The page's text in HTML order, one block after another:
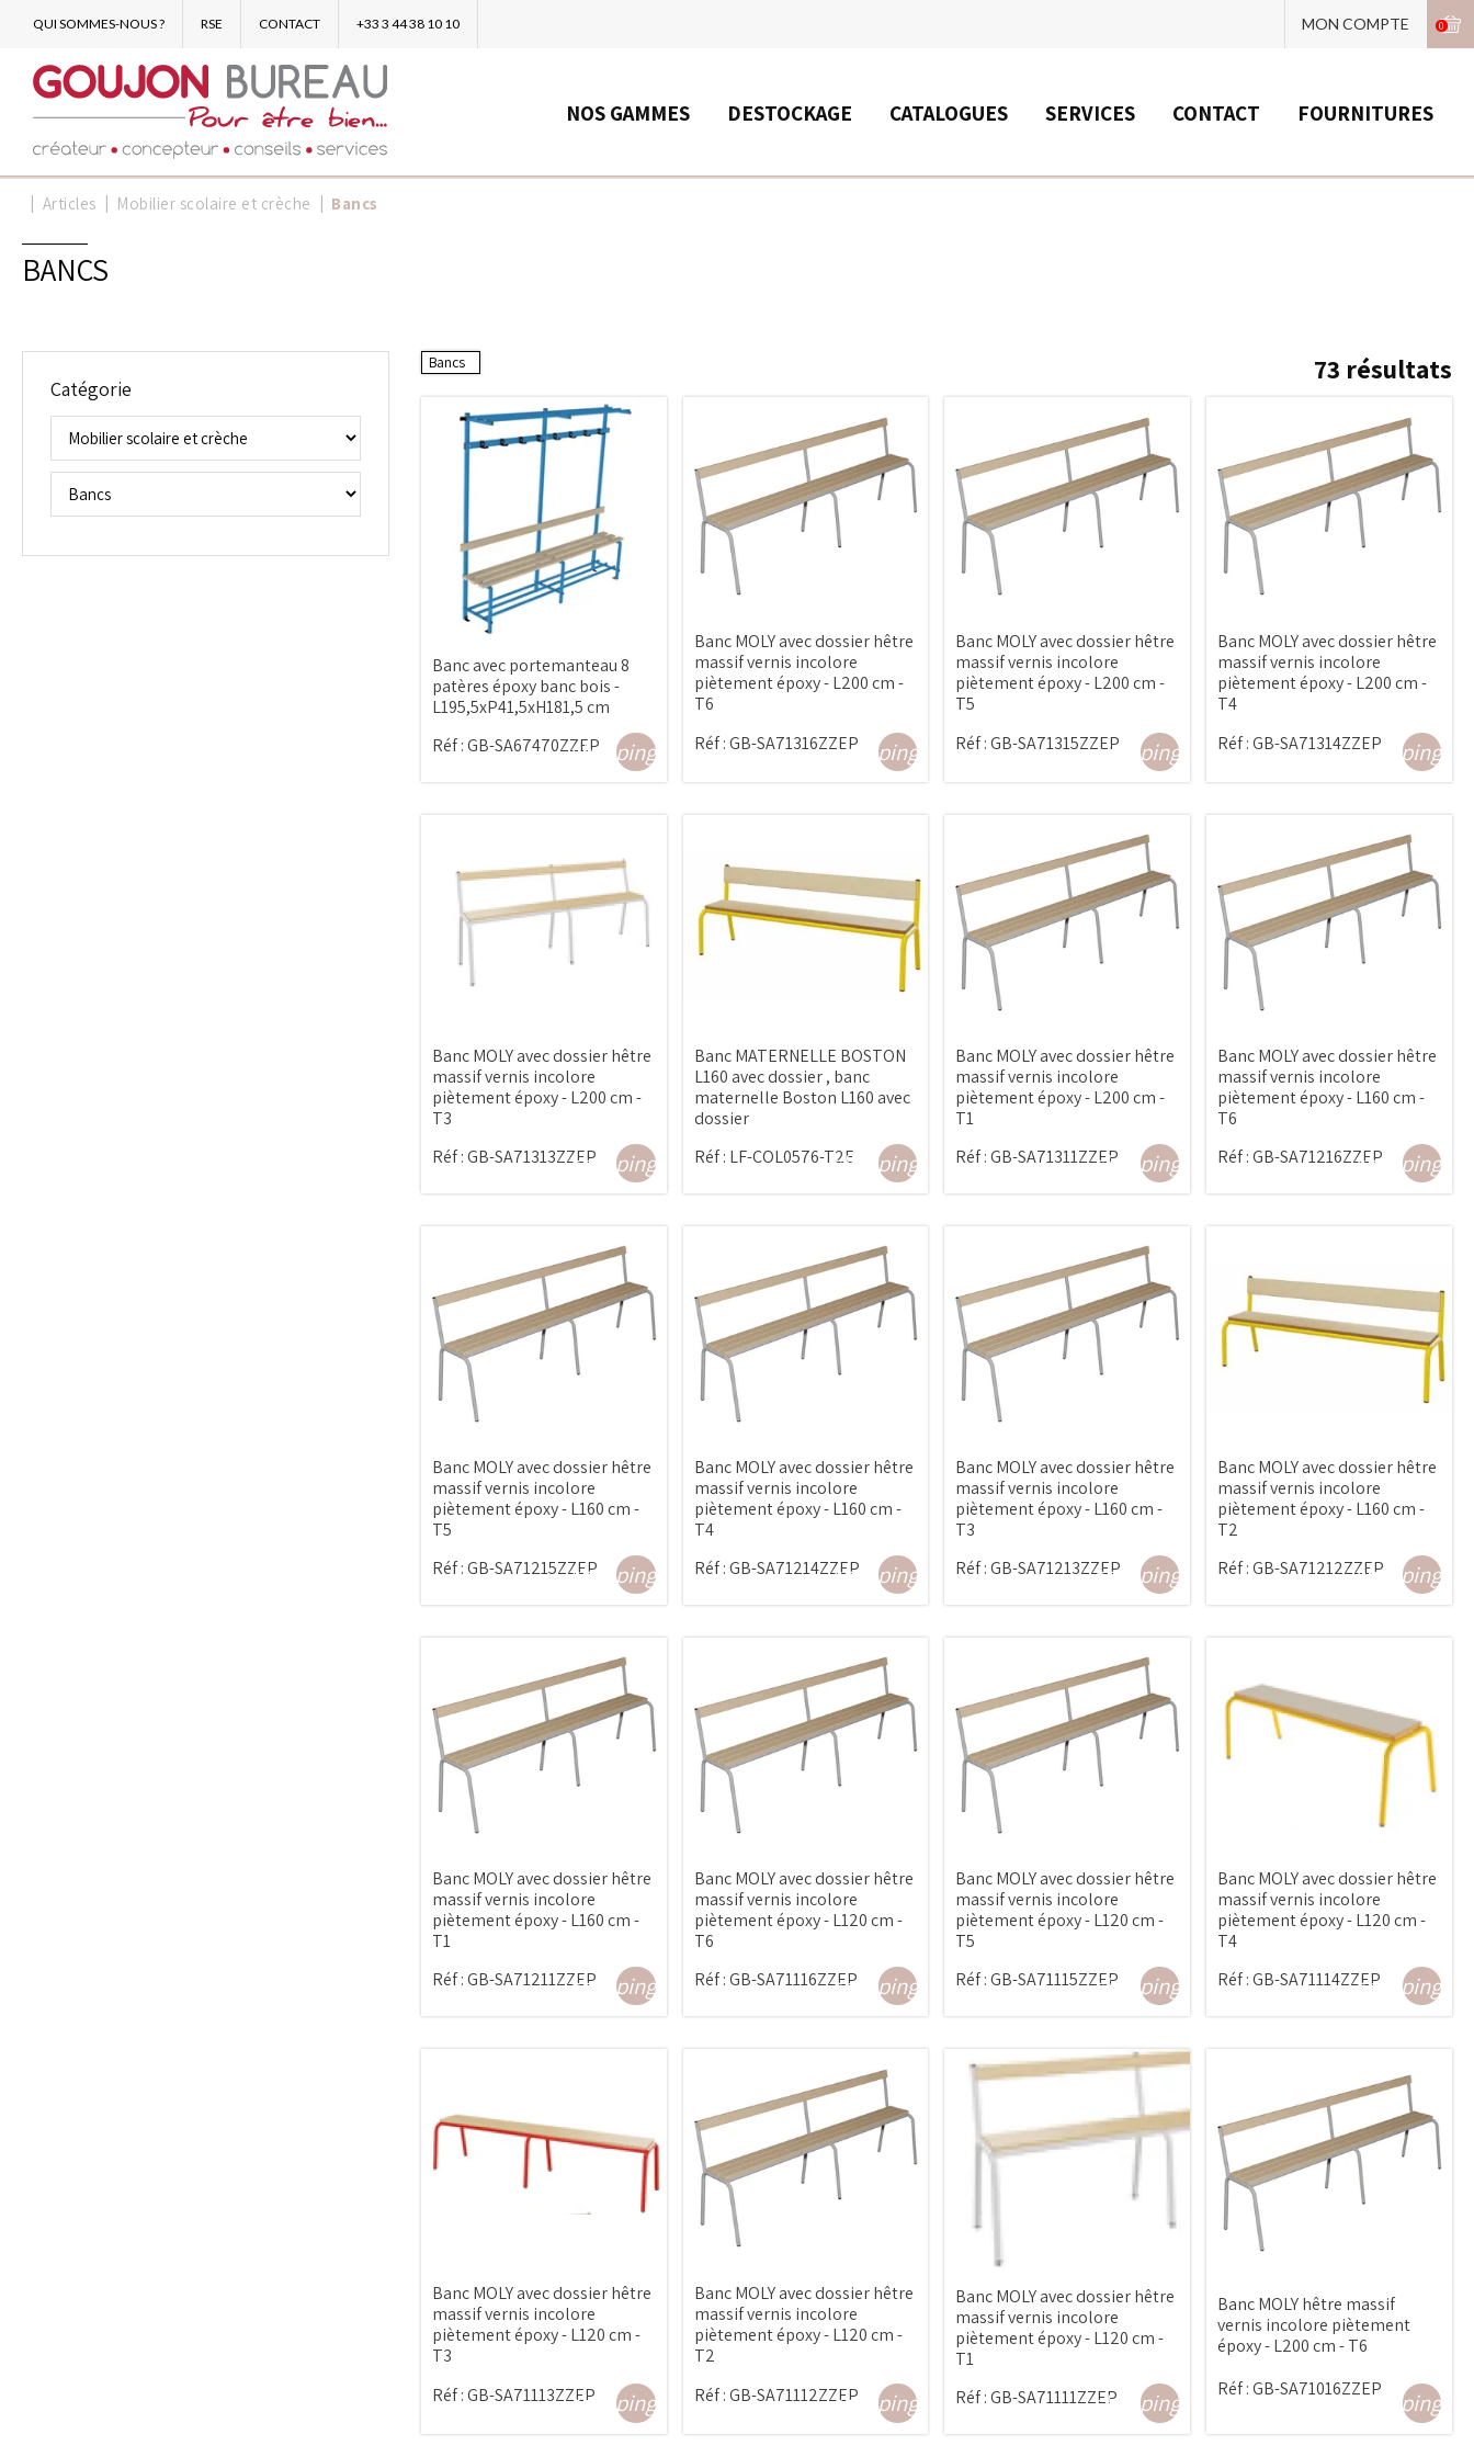
QUI SOMMES-NOUS ? RSE CONTACT +33 3 44 38 10 10 MON COMPTE 0
NOS GAMMES DESTOCKAGE CATALOGUES SERVICES CONTACT FOURNITURES
Articles Mobilier scolaire et crèche Bancs
BANCS
Catégorie
Bancs 73 résultats
Banc avec portemanteau 8
patères époxy banc bois -
L195,5xP41,5xH181,5 cm
Réf :GB-SA67470ZZEPshopping_cart
Banc MOLY avec dossier hêtre
massif vernis incolore
piètement époxy - L200 cm -
T6
Réf :GB-SA71316ZZEPshopping_cart
Banc MOLY avec dossier hêtre
massif vernis incolore
piètement époxy - L200 cm -
T5
Réf : GB-SA71315ZZEPshopping_cart
Banc MOLY avec dossier hêtre
massif vernis incolore
piètement époxy - L200 cm -
T4
Réf :GB-SA71314ZZEP
Banc MOLY avec dossier hêtre
massif vernis incolore
piètement époxy - L200 cm -
T3
Réf :GB-SA71313ZZEPshopping_cart
Banc MATERNELLE BOSTON
L160 avec dossier , banc
maternelle Boston L160 avec
dossier
Réf : LF-COL0576-T2Eshopping_cart
Banc MOLY avec dossier hêtre
massif vernis incolore
piètement époxy - L200 cm -
T1
Réf : GB-SA71311ZZEPshopping_cart
Banc MOLY avec dossier hêtre
massif vernis incolore
piètement époxy - L160 cm -
T6
Réf :GB-SA71216ZZEP
Banc MOLY avec dossier hêtre
massif vernis incolore
piètement époxy - L160 cm -
T5
Réf :GB-SA71215ZZEPshopping_cart
Banc MOLY avec dossier hêtre
massif vernis incolore
piètement époxy - L160 cm -
T4
Réf :GB-SA71214ZZEPshopping_cart
Banc MOLY avec dossier hêtre
massif vernis incolore
piètement époxy - L160 cm -
T3
Réf : GB-SA71213ZZEPshopping_cart
Banc MOLY avec dossier hêtre
massif vernis incolore
piètement époxy - L160 cm -
T2
Réf :GB-SA71212ZZEP
Banc MOLY avec dossier hêtre
massif vernis incolore
piètement époxy - L160 cm -
T1
Réf :GB-SA71211ZZEPshopping_cart
Banc MOLY avec dossier hêtre
massif vernis incolore
piètement époxy - L120 cm -
T6
Réf :GB-SA71116ZZEPshopping_cart
Banc MOLY avec dossier hêtre
massif vernis incolore
piètement époxy - L120 cm -
T5
Réf : GB-SA71115ZZEPshopping_cart
Banc MOLY avec dossier hêtre
massif vernis incolore
piètement époxy - L120 cm -
T4
Réf :GB-SA71114ZZEP
Banc MOLY avec dossier hêtre
massif vernis incolore
piètement époxy - L120 cm -
T3
Réf :GB-SA71113ZZEPshopping_cart
Banc MOLY avec dossier hêtre
massif vernis incolore
piètement époxy - L120 cm -
T2
Réf :GB-SA71112ZZEPshopping_cart
Banc MOLY avec dossier hêtre
massif vernis incolore
piètement époxy - L120 cm -
T1
Réf : GB-SA71111ZZEPshopping_cart
Banc MOLY hêtre massif
vernis incolore piètement
époxy - L200 cm - T6
Réf :GB-SA71016ZZEP